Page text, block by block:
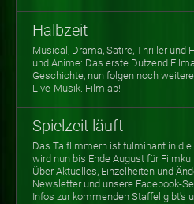
Halbzeit
Musical, Drama, Satire, Thriller und
und Anime: Das erste Dutzend
Geschichte, nun folgen noch
Live-Musik. Film ab!
Spielzeit läuft
Das Talflimmern ist fulminant in
wird nun bis Ende August für
Über Aktuelles, Einzelheiten und
Newsletter und unsere Facebook-
Infos zurkommenden Staffel gibt's